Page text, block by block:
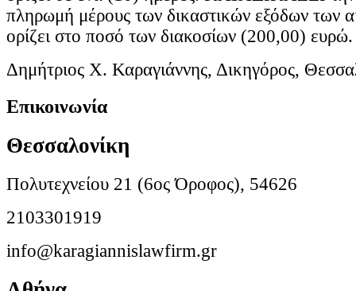
πληρωμή μέρους των δικαστικών εξόδων των
ορίζει στο ποσό των διακοσίων (200,00) ευρώ.
Δημήτριος Χ. Καραγιάννης, Δικηγόρος,
Επικοινωνία
Θεσσαλονίκη
Πολυτεχνείου 21 (6ος Όροφος), 54626
2103301919
info@karagiannislawfirm.gr